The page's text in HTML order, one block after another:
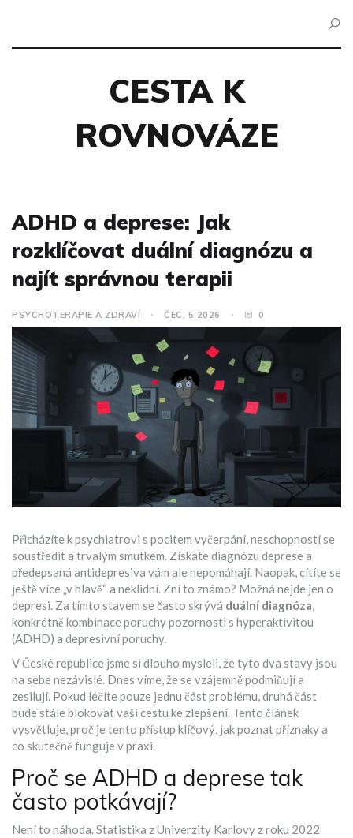
CESTA K
ROVNOVÁZE
ADHD a deprese: Jak
rozklíčovat duální diagnózu a
najít správnou terapii
PSYCHOTERAPIE A ZDRAVÍ ČEC, 5 2026 0
Přicházíte k psychiatrovi s pocitem vyčerpání, neschopností se
soustředit a trvalým smutkem. Získáte diagnózu deprese a
předepsaná antidepresiva vám ale nepomáhají. Naopak, cítíte se
ještě více „v hlavě“ a neklidní. Zní to známo? Možná nejde jen o
depresi. Za tímto stavem se často skrývá duální diagnóza,
konkrétně kombinace poruchy pozornosti s hyperaktivitou
(ADHD) a depresivní poruchy.
V České republice jsme si dlouho mysleli, že tyto dva stavy jsou
na sebe nezávislé. Dnes víme, že se vzájemně podmiňují a
zesilují. Pokud léčíte pouze jednu část problému, druhá část
bude stále blokovat vaši cestu ke zlepšení. Tento článek
vysvětluje, proč je tento přístup klíčový, jak poznat příznaky a
co skutečně funguje v praxi.
Proč se ADHD a deprese tak
často potkávají?
Není to náhoda. Statistika z Univerzity Karlovy z roku 2022